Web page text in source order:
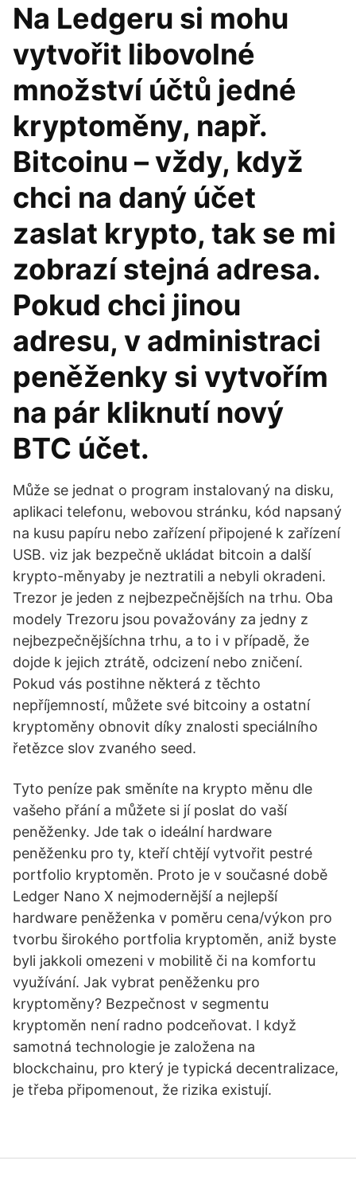
Na Ledgeru si mohu
vytvořit libovolné
množství účtů jedné
kryptoměny, např.
Bitcoinu – vždy, když
chci na daný účet
zaslat krypto, tak se mi
zobrazí stejná adresa.
Pokud chci jinou
adresu, v administraci
peněženky si vytvořím
na pár kliknutí nový
BTC účet.
Může se jednat o program instalovaný na disku,
aplikaci telefonu, webovou stránku, kód napsaný
na kusu papíru nebo zařízení připojené k zařízení
USB. viz jak bezpečně ukládat bitcoin a další
krypto-měnyaby je neztratili a nebyli okradeni.
Trezor je jeden z nejbezpečnějších na trhu. Oba
modely Trezoru jsou považovány za jedny z
nejbezpečnějšíchna trhu, a to i v případě, že
dojde k jejich ztrátě, odcizení nebo zničení.
Pokud vás postihne některá z těchto
nepříjemností, můžete své bitcoiny a ostatní
kryptoměny obnovit díky znalosti speciálního
řetězce slov zvaného seed.
Tyto peníze pak směníte na krypto měnu dle
vašeho přání a můžete si jí poslat do vaší
peněženky. Jde tak o ideální hardware
peněženku pro ty, kteří chtějí vytvořit pestré
portfolio kryptoměn. Proto je v současné době
Ledger Nano X nejmodernější a nejlepší
hardware peněženka v poměru cena/výkon pro
tvorbu širokého portfolia kryptoměn, aniž byste
byli jakkoli omezeni v mobilitě či na komfortu
využívání. Jak vybrat peněženku pro
kryptoměny? Bezpečnost v segmentu
kryptoměn není radno podceňovat. I když
samotná technologie je založena na
blockchainu, pro který je typická decentralizace,
je třeba připomenout, že rizika existují.